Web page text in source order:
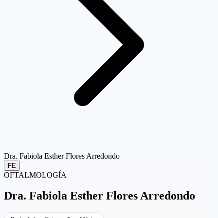
Dra. Fabiola Esther Flores Arredondo
FE
OFTALMOLOGÍA
Dra. Fabiola Esther Flores Arredondo